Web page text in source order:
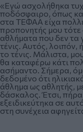
«Εγώ ασχολήθηκα
ποδόσφαιρο, όπως
στα ΤΕΦΑΑ είχα
προπονητής μου τότε
αθλήματα που δεν τα
τένις. Αυτός,
το τένις. Μάλιστα,
θα καταφέρω κάτι
ασήμαντο. Σήμερα,
δεδομένο ότι
άθλημα ως αθλητής,
δάσκαλος. Έτσι, πήρα
εξειδικεύτηκα σε
στη συνέχεια